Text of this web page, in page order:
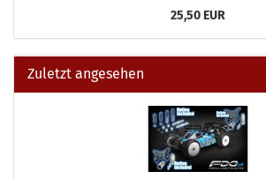
25,50 EUR
Zuletzt angesehen